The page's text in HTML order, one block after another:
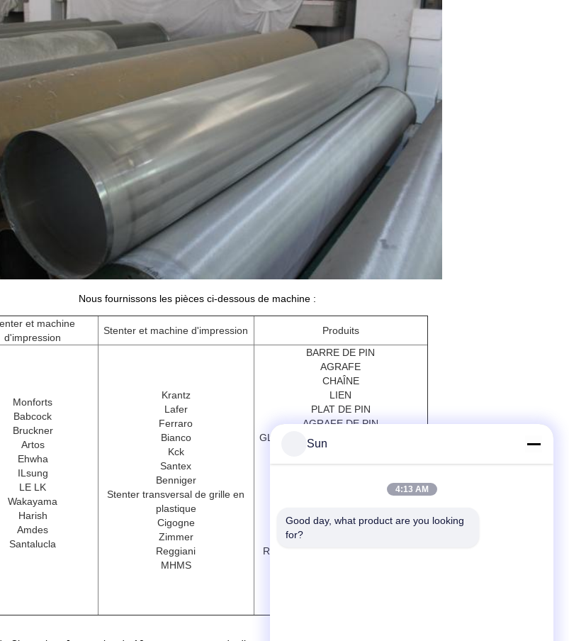
Nous fournissons les pièces ci-dessous de machine :
et machine
d'impression
Stenter et machine d'impression Produits
Monforts
Babcock
Bruckner
Artos
Ehwha
ILsung
LE LK
Wakayama
Harish
Amdes
Santalucla
Krantz
Lafer
Ferraro
Bianco
Kck
Santex
Benniger
Stenter transversal de grille en
plastique
Cigogne
Zimmer
Reggiani
MHMS
BARRE DE PIN
AGRAFE
CHAÎNE
LIEN
PLAT DE PIN
AGRAFE DE PIN
GLISSEMENT DE LA PROTECTION
INCIDENCE
POMPE
TÊTE DE RÉPÉTITION
RÉDUCTEUR DE TRANSMISSION
Sun
4:13 AM
Good day, what product are you looking
for?